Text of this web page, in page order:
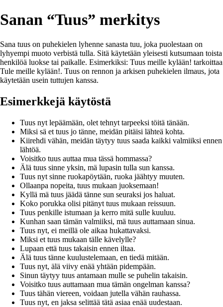
Sanan “Tuus” merkitys
Sana tuus on puhekielen lyhenne sanasta tuu, joka puolestaan on
lyhyempi muoto verbistä tulla. Sitä käytetään yleisesti kutsumaan toista
henkilöä luokse tai paikalle. Esimerkiksi: Tuus meille kylään! tarkoittaa
Tule meille kylään!. Tuus on rennon ja arkisen puhekielen ilmaus, jota
käytetään usein tuttujen kanssa.
Esimerkkejä käytöstä
Tuus nyt lepäämään, olet tehnyt tarpeeksi töitä tänään.
Miksi sä et tuus jo tänne, meidän pitäisi lähteä kohta.
Kiirehdi vähän, meidän täytyy tuus saada kaikki valmiiksi ennen
lähtöä.
Voisitko tuus auttaa mua tässä hommassa?
Älä tuus sinne yksin, mä lupasin tulla sun kanssa.
Tuus nyt sinne ruokapöytään, ruoka jäähtyy muuten.
Ollaanpa nopeita, tuus mukaan juoksemaan!
Kyllä mä tuus jäädä tänne sun seuraksi jos haluat.
Koko porukka olisi pitänyt tuus mukaan reissuun.
Tuus penkille istumaan ja kerro mitä sulle kuuluu.
Kunhan saan tämän valmiiksi, mä tuus auttamaan sinua.
Tuus nyt, ei meillä ole aikaa hukattavaksi.
Miksi et tuus mukaan tälle kävelylle?
Lupaan että tuus takaisin ennen iltaa.
Älä tuus tänne kuulustelemaan, en tiedä mitään.
Tuus nyt, älä viivy enää yhtään pidempään.
Sinun täytyy tuus antamaan mulle se puhelin takaisin.
Voisitko tuus auttamaan mua tämän ongelman kanssa?
Tuus tähän viereen, voidaan jutella vähän rauhassa.
Tuus nyt, en jaksa selittää tätä asiaa enää uudestaan.